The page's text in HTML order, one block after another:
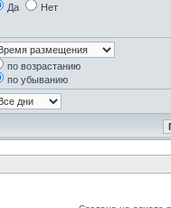
Да Нет
по возрастанию
по убыванию